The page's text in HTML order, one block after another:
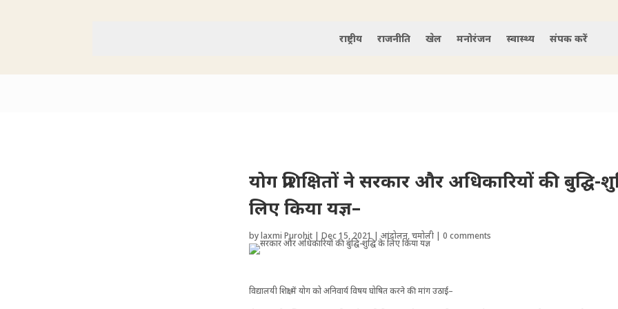
राष्ट्रीय राजनीति खेल मनोरंजन स्वास्थ्य संपर्क करें
योग प्रशिक्षितों ने सरकार और अधिकारियों की बुद्घि-
लिए किया यज्ञ–
bylaxmi Purohit |Dec 15, 2021|आंदोलन,चमोली |0 comments
विद्यालयी शिक्षा में योग को अनिवार्य विषय घोषित करने की मांग उठाई–